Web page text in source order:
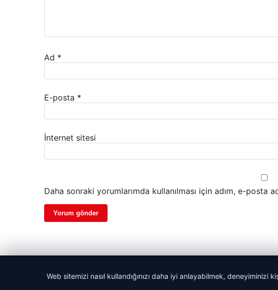
Ad *
E-posta *
İnternet sitesi
Daha sonraki yorumlarımda kullanılması için adım, e-posta
Web sitemizi nasıl kullandığınızı daha iyi anlayabilmek,